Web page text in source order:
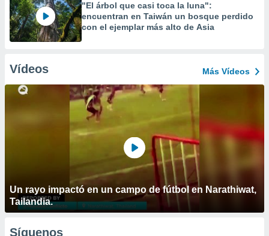
"El árbol que casi toca la luna":
encuentran en Taiwán un bosque perdido
con el ejemplar más alto de Asia
Vídeos Más Vídeos
Un rayo impactó en un campo de fútbol en Narathiwat,
Tailandia.
Síguenos